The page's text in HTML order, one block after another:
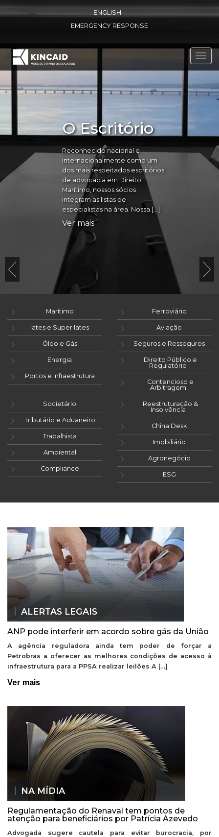
ENGLISH
EMERGENCY RESPONSE
O Escritório
Reconhecido nacional e
internacionalmente como um
dos mais respeitados escritórios
de advocacia em Direito
Marítimo, nossos sócios
integram as listas de
especialistas na área. Nossa […]
Ver mais
Marítimo
Iates e Super Iates
Óleo e Gás
Energia
Portos e Infraestrutura
Ferroviário
Aviação
Seguros e Resseguros
Direito Público e
Regulatório
Contencioso e
Arbitragem
Societário
Tributário e Aduaneiro
Trabalhista
Ambiental
Compliance
Reestruturação &
Insolvência
China Desk
Imobiliário
Agronegócio
ESG
ALERTAS LEGAIS
ANP pode interferir em acordo sobre gás da União
A agência reguladora ainda tem poder de forçar a
Petrobras a oferecer as melhores condições de acesso à
infraestrutura para a PPSA realizar leilões A […]
Ver mais
NA MÍDIA
Regulamentação do Renaval tem pontos de
atenção para beneficiários por Patrícia Azevedo
Advogada sugere cautela para evitar burocracia, por